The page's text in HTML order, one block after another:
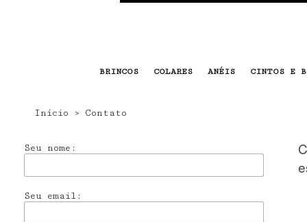
BRINCOS COLARES ANÉIS CINTOS E
Início › Contato
Seu nome:
Seu email: